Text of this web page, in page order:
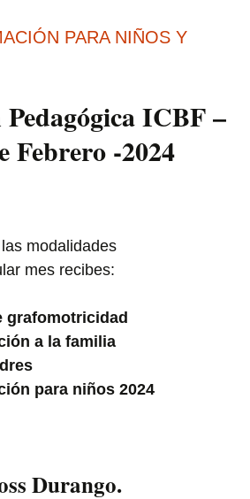
PARA NIÑOS Y
ICBF –
Febrero -2024
modalidades
mes recibes:
grafomotricidad
a la familia
para niños 2024
Durango.